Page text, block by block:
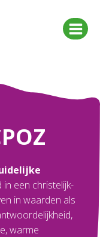
in een christelijk-
in waarden als
warme